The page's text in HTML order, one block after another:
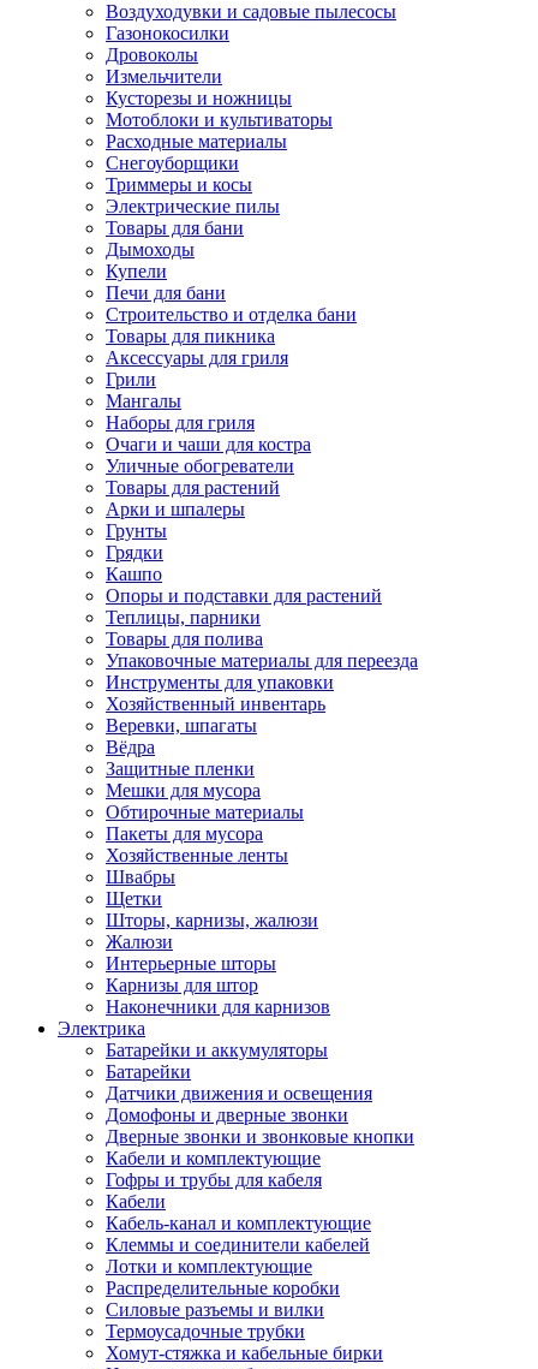
Воздуходувки и садовые пылесосы
Газонокосилки
Дровоколы
Измельчители
Кусторезы и ножницы
Мотоблоки и культиваторы
Расходные материалы
Снегоуборщики
Триммеры и косы
Электрические пилы
Товары для бани
Дымоходы
Купели
Печи для бани
Строительство и отделка бани
Товары для пикника
Аксессуары для гриля
Грили
Мангалы
Наборы для гриля
Очаги и чаши для костра
Уличные обогреватели
Товары для растений
Арки и шпалеры
Грунты
Грядки
Кашпо
Опоры и подставки для растений
Теплицы, парники
Товары для полива
Упаковочные материалы для переезда
Инструменты для упаковки
Хозяйственный инвентарь
Веревки, шпагаты
Вёдра
Защитные пленки
Мешки для мусора
Обтирочные материалы
Пакеты для мусора
Хозяйственные ленты
Швабры
Щетки
Шторы, карнизы, жалюзи
Жалюзи
Интерьерные шторы
Карнизы для штор
Наконечники для карнизов
Электрика
Батарейки и аккумуляторы
Батарейки
Датчики движения и освещения
Домофоны и дверные звонки
Дверные звонки и звонковые кнопки
Кабели и комплектующие
Гофры и трубы для кабеля
Кабели
Кабель-канал и комплектующие
Клеммы и соединители кабелей
Лотки и комплектующие
Распределительные коробки
Силовые разъемы и вилки
Термоусадочные трубки
Хомут-стяжка и кабельные бирки